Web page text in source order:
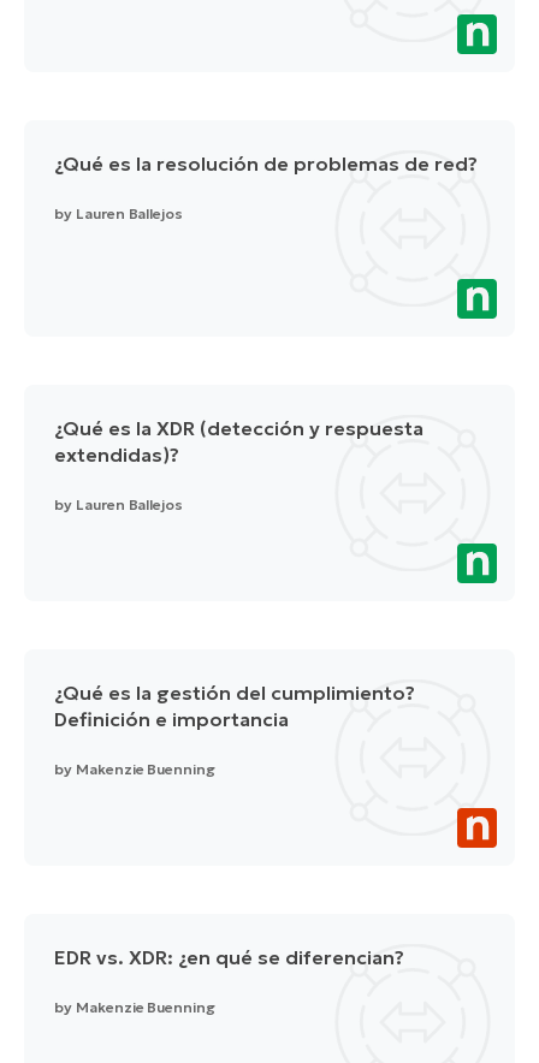
¿Qué es la resolución de problemas de red?
by Lauren Ballejos
¿Qué es la XDR (detección y respuesta
extendidas)?
by Lauren Ballejos
¿Qué es la gestión del cumplimiento?
Definición e importancia
by Makenzie Buenning
EDR vs. XDR: ¿en qué se diferencian?
by Makenzie Buenning